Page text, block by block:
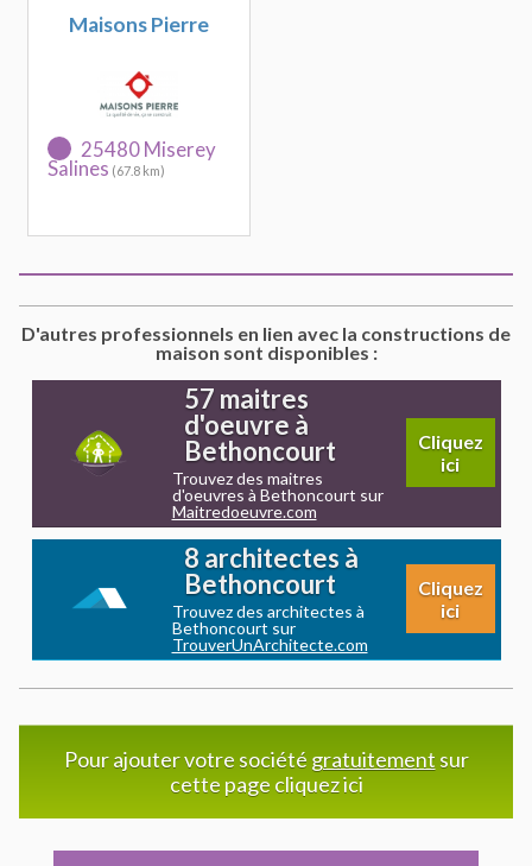
Maisons Pierre
25480 Miserey
Salines (67.8 km)
D'autres professionnels en lien avec la constructions de
maison sont disponibles :
57 maitres
d'oeuvre à
Bethoncourt
Trouvez des maitres
d'oeuvres à Bethoncourt sur
Maitredoeuvre.com
Cliquez
ici
8 architectes à
Bethoncourt
Trouvez des architectes à
Bethoncourt sur
TrouverUnArchitecte.com
Cliquez
ici
Pour ajouter votre société gratuitement sur
cette page cliquez ici